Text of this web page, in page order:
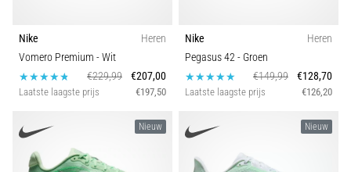
6. 8. 2026
•
7 min. lezen
Hardlopersknie:
Behandeling
Duurzaamheid
Terrein
Nike
Heren
Vomero Premium - Wit
€229,99
€207,00
Laatste laagste prijs €197,50
Nike
Heren
Pegasus 42- Groen
€149,99
€128,70
Laatste laagste prijs €126,20
Nieuw Nieuw